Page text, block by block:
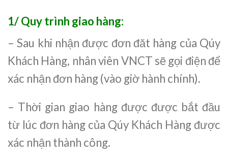
1/ Quy trình giao hàng:
– Sau khi nhận được đơn đăt hàng của Qúy
Khách Hàng, nhân viên VNCT sẽ gọi điện để
xác nhận đơn hàng (vào giờ hành chính).
– Thời gian giao hàng được được bắt đầu
từ lúc đơn hàng của Qúy Khách Hàng được
xác nhận thành công.